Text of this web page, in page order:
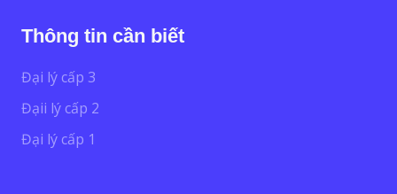
Thông tin cần biết
Đại lý cấp 3
Đạii lý cấp 2
Đại lý cấp 1